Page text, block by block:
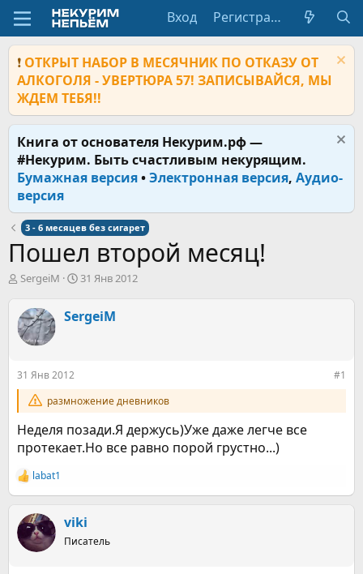
Вход Регистрация
❗ ОТКРЫТ НАБОР В МЕСЯЧНИК ПО ОТКАЗУ ОТ
АЛКОГОЛЯ - УВЕРТЮРА 57! ЗАПИСЫВАЙСЯ, МЫ
ЖДЕМ ТЕБЯ!!
Книга от основателя Некурим.рф —
#Некурим. Быть счастливым некурящим.
Бумажная версия•Электронная версия, Аудио-
версия
3 - 6 месяцев без сигарет
Пошел второй месяц!
А
о
р
м
ы
SergeiM
Д
а
л
а
31 Янв 2012
SergeiM
31 Янв 2012
#1
размножение дневников
Неделя позади.Я держусь)Уже даже легче все
протекает.Но все равно порой грустно...)
Р
е
к
ц
и
labat1
viki
Писатель